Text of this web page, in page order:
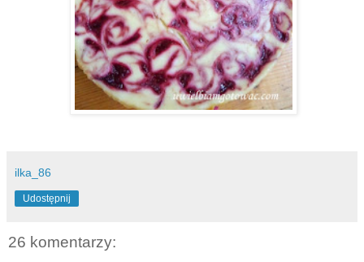
ilka_86
Udostępnij
26 komentarzy: